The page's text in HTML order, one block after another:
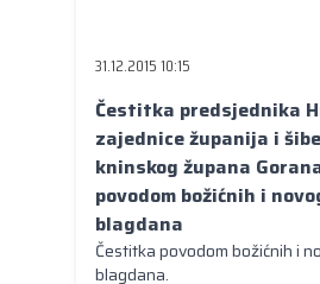
Europski odbor regija
31.12.2015 10:15
Čestitka predsjednika
zajednice županija i
kninskog župana
povodom božićnih i
blagdana
Čestitka povodom božićnih i
blagdana.